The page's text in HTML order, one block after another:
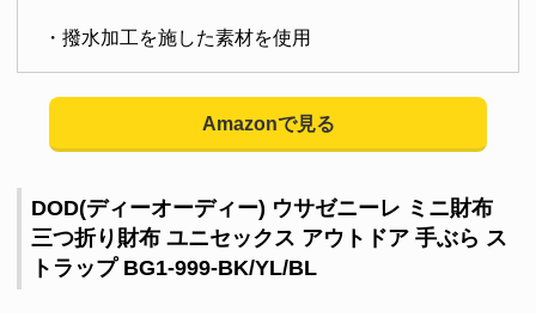
・撥水加工を施した素材を使用
Amazonで見る
DOD(ディーオーディー) ウサゼニーレ ミニ財布
三つ折り財布 ユニセックス アウトドア 手ぶら ス
トラップ BG1-999-BK/YL/BL